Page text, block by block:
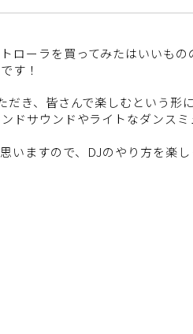
ローラを買ってみたはいいも
す！
き、皆さんで楽しむという形に
ドサウンドやライトなダンス
いますので、DJのやり方を楽